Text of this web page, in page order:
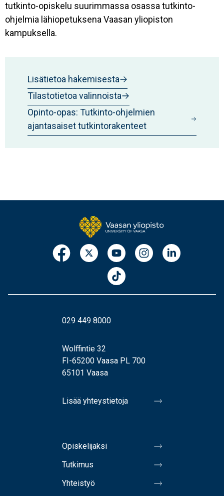
tutkinto-opiskelu suurimmassa osassa tutkinto-
ohjelmia lähiopetuksena Vaasan yliopiston
kampuksella.
Lisätietoa hakemisesta
Tilastotietoa valinnoista
Opinto-opas: Tutkinto-ohjelmien
ajantasaiset tutkintorakenteet
029 449 8000
Wolffintie 32
FI-65200 Vaasa PL 700
65101 Vaasa
Lisää yhteystietoja
Opiskelijaksi
Tutkimus
Yhteistyö